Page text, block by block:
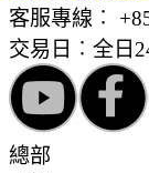
客服專線︰
交易日︰全日
總部